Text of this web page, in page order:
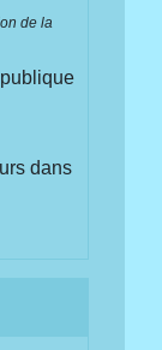
de la
dans